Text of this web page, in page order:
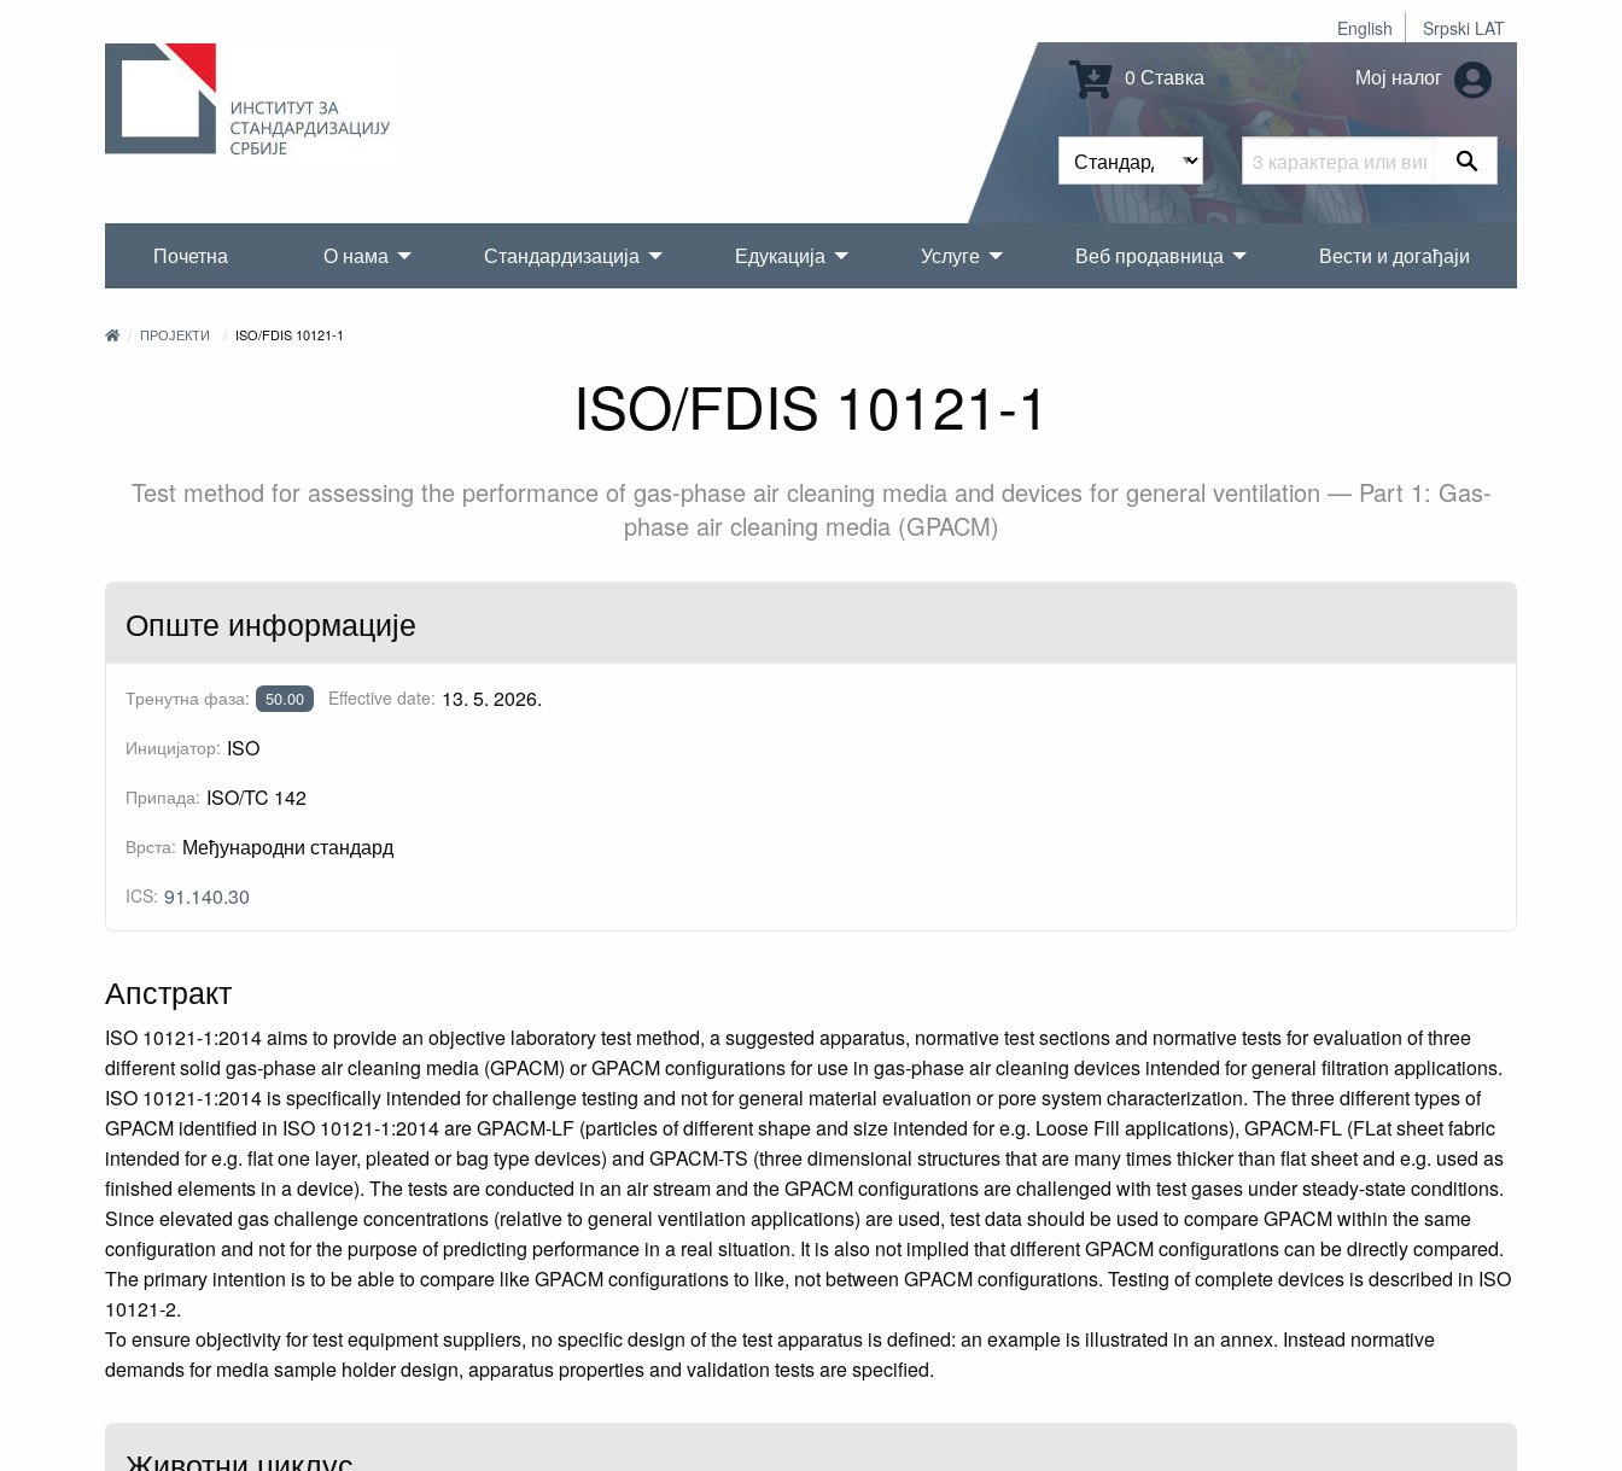
English Srpski LAT
0 Ставка Мој налог
Почетна О нама Стандардизација Едукација Услуге Веб продавница Вести и догађаји
ПРОЈЕКТИ ISO/FDIS 10121-1
ISO/FDIS 10121-1
Test method for assessing the performance of gas-phase air cleaning media and devices for general ventilation — Part 1: Gas-
phase air cleaning media (GPACM)
Опште информације
Тренутна фаза: 50.00 Effective date: 13. 5. 2026.
Иницијатор: ISO
Припада: ISO/TC 142
Врста: Међународни стандард
ICS: 91.140.30
Апстракт
ISO 10121-1:2014 aims to provide an objective laboratory test method, a suggested apparatus, normative test sections and normative tests for evaluation of three
different solid gas-phase air cleaning media (GPACM) or GPACM configurations for use in gas-phase air cleaning devices intended for general filtration applications.
ISO 10121-1:2014 is specifically intended for challenge testing and not for general material evaluation or pore system characterization. The three different types of
GPACM identified in ISO 10121-1:2014 are GPACM-LF (particles of different shape and size intended for e.g. Loose Fill applications), GPACM-FL (FLat sheet fabric
intended for e.g. flat one layer, pleated or bag type devices) and GPACM-TS (three dimensional structures that are many times thicker than flat sheet and e.g. used as
finished elements in a device). The tests are conducted in an air stream and the GPACM configurations are challenged with test gases under steady-state conditions.
Since elevated gas challenge concentrations (relative to general ventilation applications) are used, test data should be used to compare GPACM within the same
configuration and not for the purpose of predicting performance in a real situation. It is also not implied that different GPACM configurations can be directly compared.
The primary intention is to be able to compare like GPACM configurations to like, not between GPACM configurations. Testing of complete devices is described in ISO
10121‑2.
To ensure objectivity for test equipment suppliers, no specific design of the test apparatus is defined: an example is illustrated in an annex. Instead normative
demands for media sample holder design, apparatus properties and validation tests are specified.